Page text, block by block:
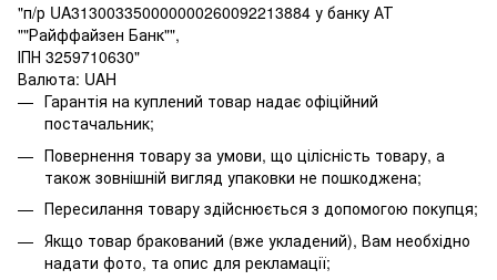
"п/р UA313003350000000260092213884 у банку АТ
""Райффайзен Банк"",
ІПН 3259710630"
Валюта: UAH
Гарантія на куплений товар надає офіційний
постачальник;
Повернення товару за умови, що цілісність товару, а
також зовнішній вигляд упаковки не пошкоджена;
Пересилання товару здійснюється з допомогою покупця;
Якщо товар бракований (вже укладений), Вам необхідно
надати фото, та опис для рекламації;